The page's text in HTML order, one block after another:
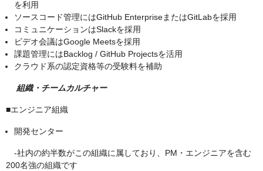
を利用
ソースコード管理にはGitHub EnterpriseまたはGitLabを採用
コミュニケーションはSlackを採用
ビデオ会議はGoogle Meetsを採用
課題管理にはBacklog / GitHub Projectsを活用
クラウド系の認定資格等の受験料を補助
組織・チームカルチャー
■エンジニア組織
開発センター
-社内の約半数がこの組織に属しており、PM・エンジニアを含む
200名強の組織です